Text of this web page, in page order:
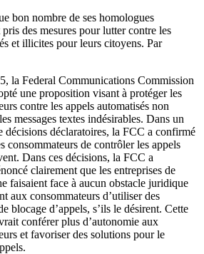
bon nombre de ses homologues
des mesures pour lutter contre les
et illicites pour leurs citoyens. Par
la Federal Communications Commission
une proposition visant à protéger les
contre les appels automatisés non
messages textes indésirables. Dans un
décisions déclaratoires, la FCC a confirmé
consommateurs de contrôler les appels
Dans ces décisions, la FCC a
clairement que les entreprises de
faisaient face à aucun obstacle juridique
aux consommateurs d’utiliser des
blocage d’appels, s’ils le désirent. Cette
conférer plus d’autonomie aux
et favoriser des solutions pour le